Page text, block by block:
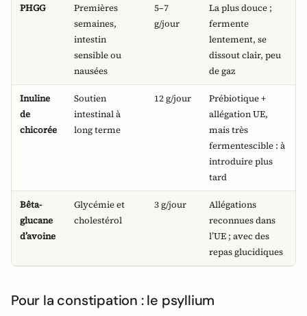
PHGG
Premières
semaines,
intestin
sensible ou
nausées
5–7
g/jour
La plus douce ;
fermente
lentement, se
dissout clair, peu
de gaz
Inuline
de
chicorée
Soutien
intestinal à
long terme
12 g/jour
Prébiotique +
allégation UE,
mais très
fermentescible : à
introduire plus
tard
Bêta-
glucane
d’avoine
Glycémie et
cholestérol
3 g/jour
Allégations
reconnues dans
l’UE ; avec des
repas glucidiques
Pour la constipation : le psyllium